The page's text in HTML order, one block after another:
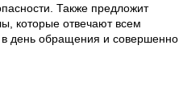
Также предложит
которые отвечают всем
в день обращения и совершенно